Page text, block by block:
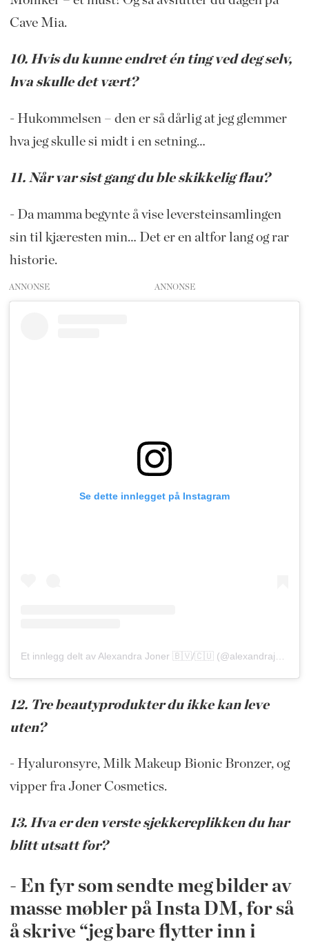
Cave Mia.
10. Hvis du kunne endret én ting ved deg selv,
hva skulle det vært?
- Hukommelsen – den er så dårlig at jeg glemmer
hva jeg skulle si midt i en setning…
11. Når var sist gang du ble skikkelig flau?
- Da mamma begynte å vise leversteinsamlingen
sin til kjæresten min… Det er en altfor lang og rar
historie.
ANNONSE
Se dette innlegget på Instagram
12. Tre beautyprodukter du ikke kan leve
uten?
- Hyaluronsyre, Milk Makeup Bionic Bronzer, og
vipper fra Joner Cosmetics.
13. Hva er den verste sjekkereplikken du har
blitt utsatt for?
- En fyr som sendte meg bilder av
masse møbler på Insta DM, for så
å skrive “jeg bare flytter inn i